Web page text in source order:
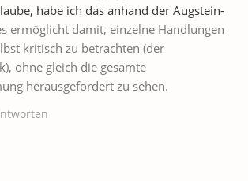
habe ich das anhand der Augstein-
ermöglicht damit, einzelne Handlungen
kritisch zu betrachten (der
ohne gleich die gesamte
herausgefordert zu sehen.